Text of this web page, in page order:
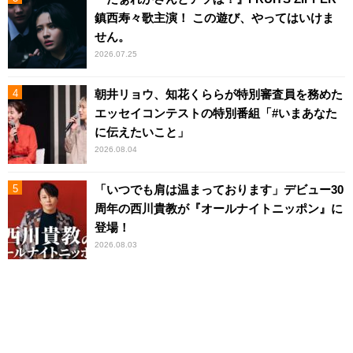
鎮西寿々歌主演！ この遊び、やってはいけま
せん。
2026.07.25
朝井リョウ、知花くららが特別審査員を務めた
エッセイコンテストの特別番組「#いまあなた
に伝えたいこと」
2026.08.04
「いつでも肩は温まっております」デビュー30
周年の西川貴教が『オールナイトニッポン』に
登場！
2026.08.03